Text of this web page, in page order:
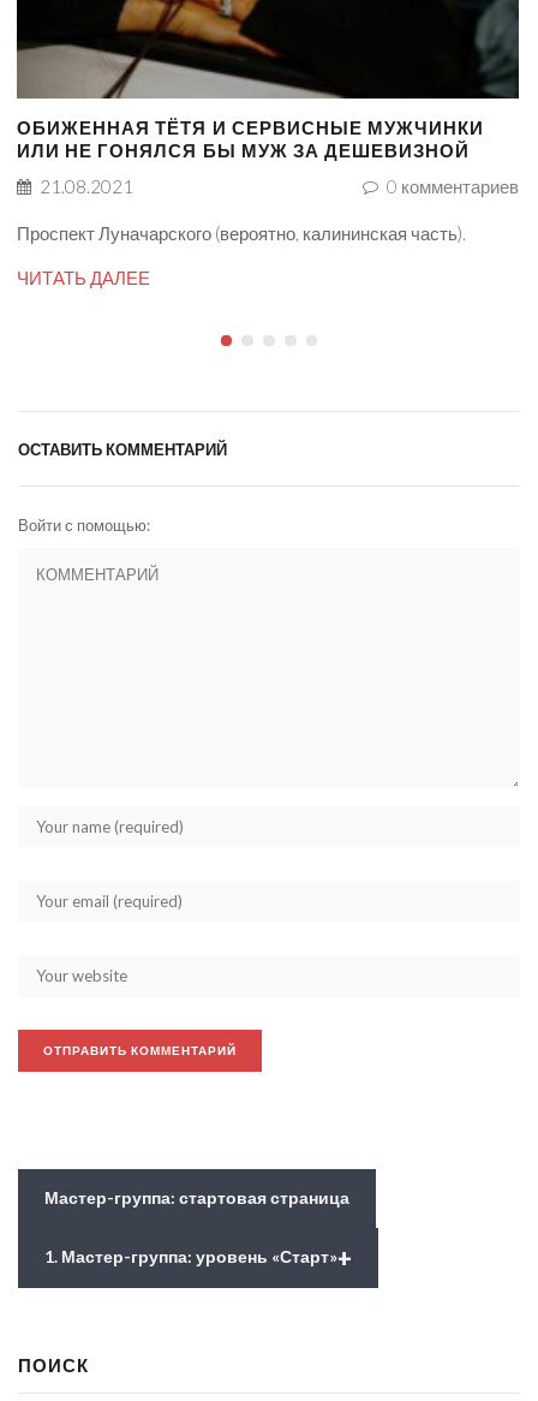
ОБИЖЕННАЯ ТЁТЯ И СЕРВИСНЫЕ МУЖЧИНКИ
ИЛИ НЕ ГОНЯЛСЯ БЫ МУЖ ЗА ДЕШЕВИЗНОЙ
21.08.2021
0 комментариев
Проспект Луначарского (вероятно, калининская часть).
ЧИТАТЬ ДАЛЕЕ
ОСТАВИТЬ КОММЕНТАРИЙ
Войти с помощью:
Мастер-группа: стартовая страница
+
1. Мастер-группа: уровень «Старт»
ПОИСК